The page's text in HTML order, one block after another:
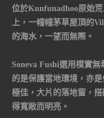
位於Kunfunadhoo原始
上，一幢幢茅草屋頂的
的海水，一望而無際。
Soneva Fushi選用樸實
的是保護當地環境，亦
極佳，大片的落地窗，
得寬敞而明亮。